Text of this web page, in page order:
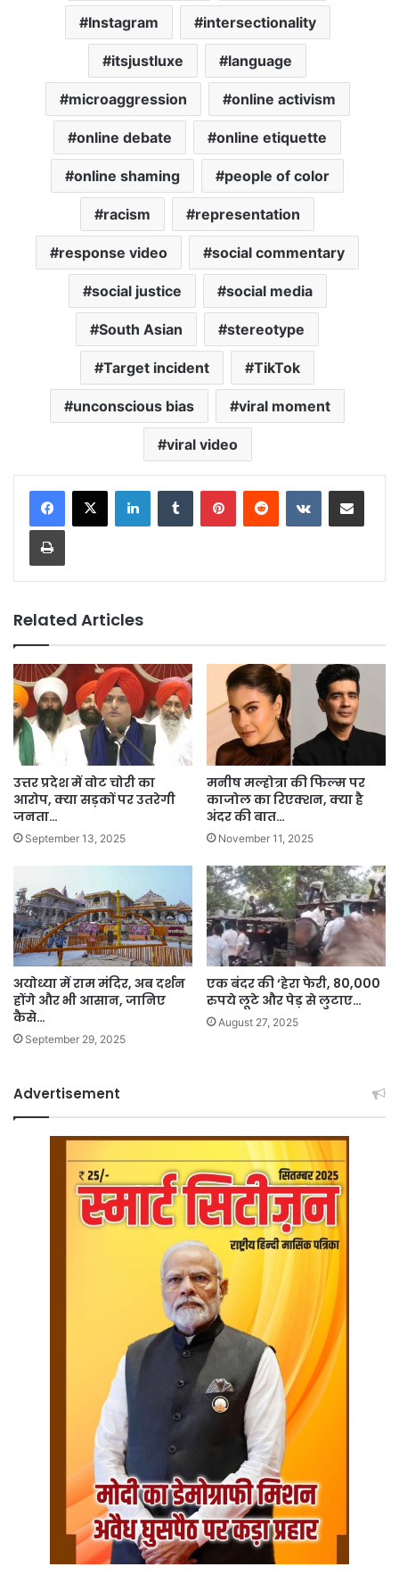
Instagram intersectionality
itsjustluxe language
microaggression online activism
online debate online etiquette
online shaming people of color
racism representation
response video social commentary
social justice social media
South Asian stereotype
Target incident TikTok
unconscious bias viral moment
viral video
LinkedInTumblr PinterestReddit VKontakteShare via Email
Print
Related Articles
उत्तर प्रदेश में वोट चोरी का
आरोप, क्या सड़कों पर उतरेगी
जनता…
September 13, 2025
मनीष मल्होत्रा की फिल्म पर
काजोल का रिएक्शन, क्या है
अंदर की बात…
November 11, 2025
अयोध्या में राम मंदिर, अब दर्शन
होंगे और भी आसान, जानिए
कैसे…
September 29, 2025
एक बंदर की ‘हेरा फेरी, 80,000
रुपये लूटे और पेड़ से लुटाए…
August 27, 2025
Advertisement